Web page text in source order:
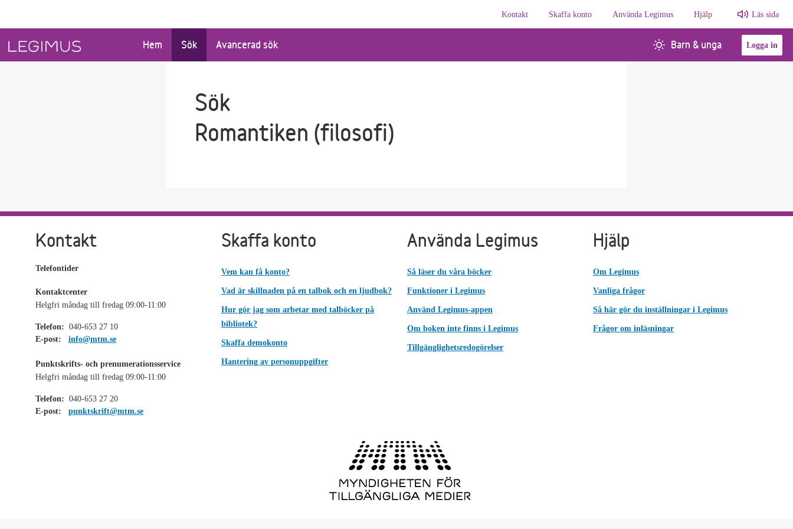
Kontakt
Skaffa konto Använda Legimus Hjälp Läs sida
Hem Sök Avancerad sök Barn & unga Logga in
Sök
Romantiken (filosofi)
Kontakt
Telefontider
Kontaktcenter
Helgfri måndag till fredag 09:00-11:00
Telefon: 040-653 27 10
E-post:
info@mtm.se
Punktskrifts- och prenumerationsservice
Helgfri måndag till fredag 09:00-11:00
Telefon: 040-653 27 20
E-post:
punktskrift@mtm.se
Skaffa konto
Vem kan få konto?
Vad är skillnaden på en talbok och en ljudbok?
Hur gör jag som arbetar med talböcker på
bibliotek?
Skaffa demokonto
Hantering av personuppgifter
Använda Legimus
Så läser du våra böcker
Funktioner i Legimus
Använd Legimus-appen
Om boken inte finns i Legimus
Tillgänglighetsredogörelser
Hjälp
Om Legimus
Vanliga frågor
Så här gör du inställningar i Legimus
Frågor om inläsningar